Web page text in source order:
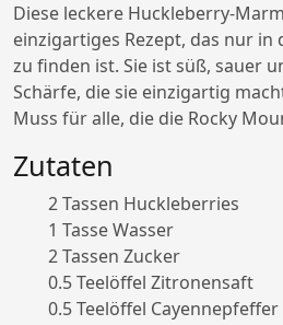
Diese leckere Huckleberry-
einzigartiges Rezept, das nur in
zu finden ist. Sie ist süß, sauer
Schärfe, die sie einzigartig
Muss für alle, die die Rocky
Zutaten
2 Tassen Huckleberries
1 Tasse Wasser
2 Tassen Zucker
0.5 Teelöffel Zitronensaft
0.5 Teelöffel Cayennepfeffer